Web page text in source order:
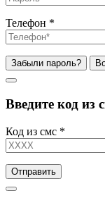
Телефон *
Забыли пароль?
Введите код из
Код из смс *
Отправить